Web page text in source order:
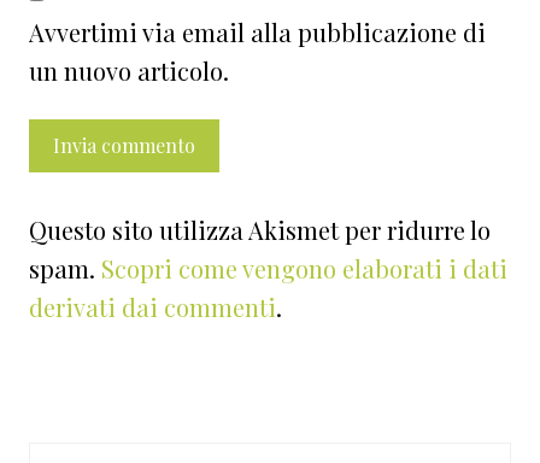
Avvertimi via email alla pubblicazione di
un nuovo articolo.
Questo sito utilizza Akismet per ridurre lo
spam. Scopri come vengono elaborati i dati
derivati dai commenti.